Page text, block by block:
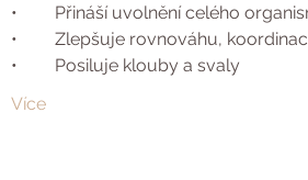
•	Přináší uvolnění celého
•	Zlepšuje rovnováhu,
•	Posiluje klouby a svaly
Více